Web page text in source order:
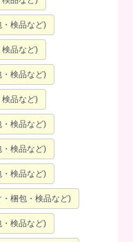
検品など)
品など)
検品など)
品など)
検品など)
検品など)
検品など)
梱包・検品など)
検品など)